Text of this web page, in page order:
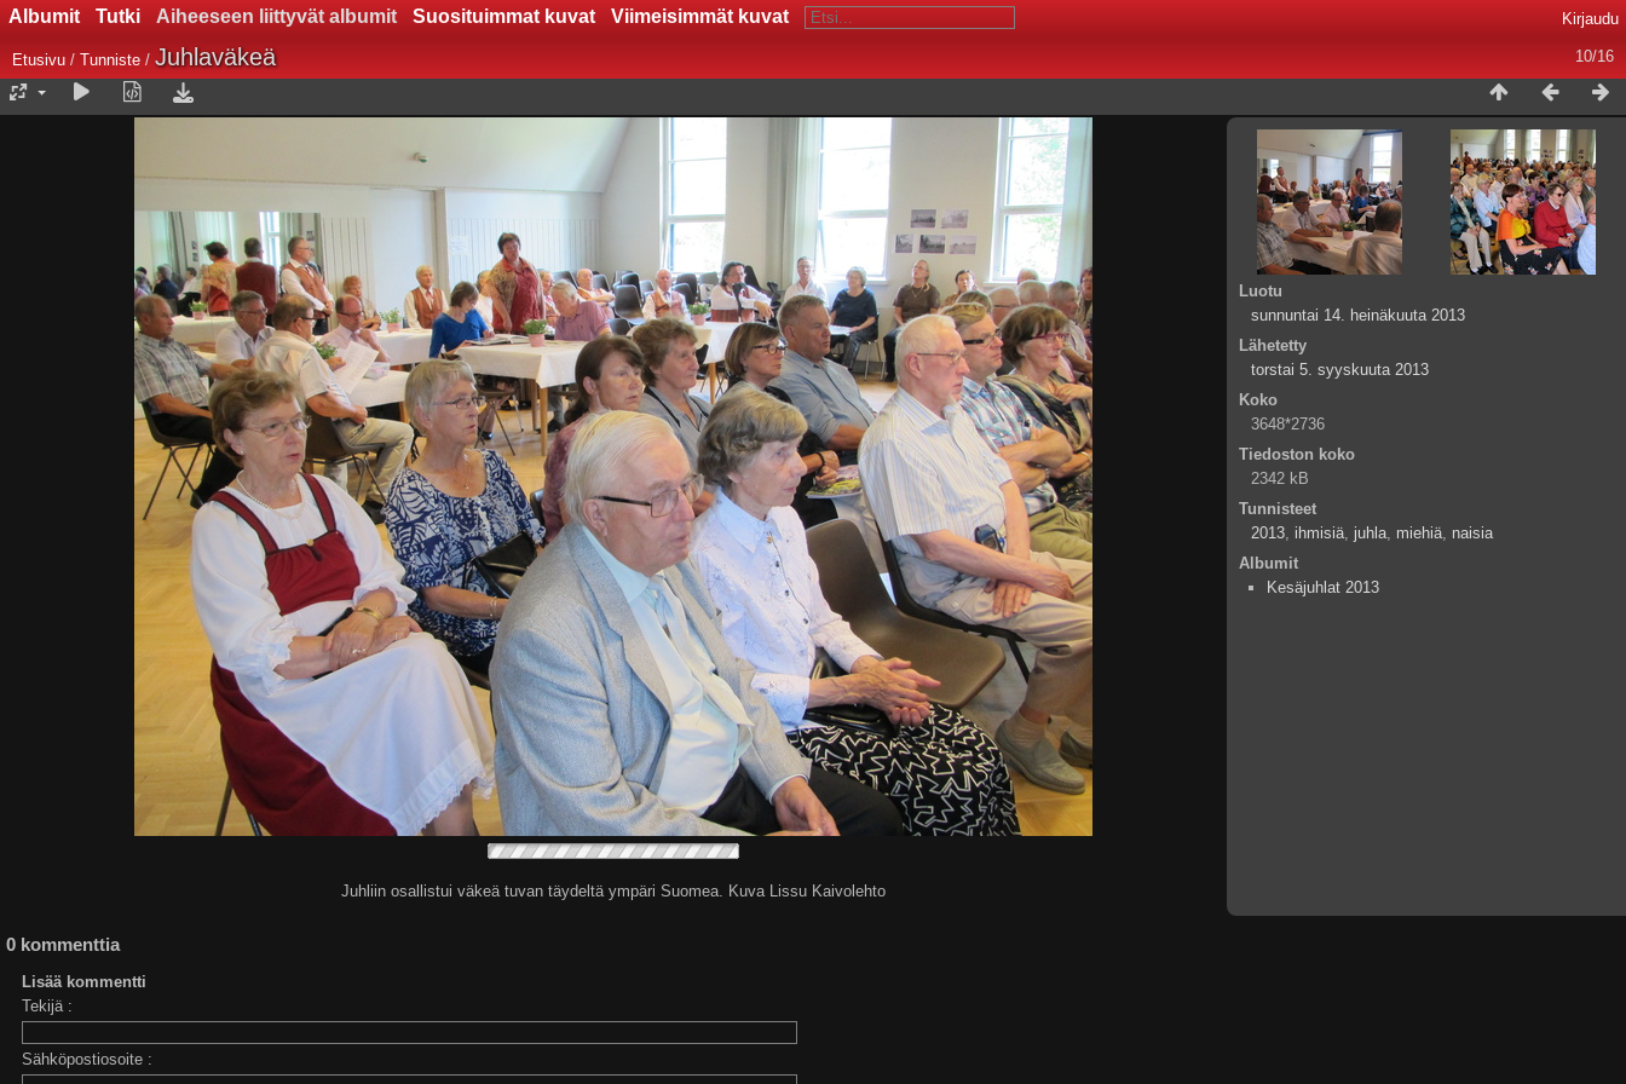
Albumit Tutki Aiheeseen liittyvät albumit Suosituimmat kuvat Viimeisimmät kuvat Kirjaudu
10/16
Etusivu / Tunniste / Juhlaväkeä
Juhliin osallistui väkeä tuvan täydeltä ympäri Suomea. Kuva Lissu Kaivolehto
Luotu
sunnuntai 14. heinäkuuta 2013
Lähetetty
torstai 5. syyskuuta 2013
Koko
3648*2736
Tiedoston koko
2342 kB
Tunnisteet
2013, ihmisiä, juhla, miehiä, naisia
Albumit
Kesäjuhlat 2013
0 kommenttia
Lisää kommentti
Tekijä :
Sähköpostiosoite :